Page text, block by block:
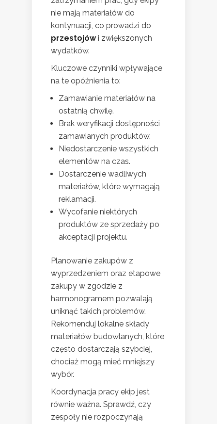
nie mają materiałów do
kontynuacji, co prowadzi do
przestojówi zwiększonych
wydatków.
Kluczowe czynniki wpływające
na te opóźnienia to:
Zamawianie materiałów na
ostatnią chwilę.
Brak weryfikacji dostępności
zamawianych produktów.
Niedostarczenie wszystkich
elementów na czas.
Dostarczenie wadliwych
materiałów, które wymagają
reklamacji.
Wycofanie niektórych
produktów ze sprzedaży po
akceptacji projektu.
Planowanie zakupów z
wyprzedzeniem oraz etapowe
zakupy w zgodzie z
harmonogramem pozwalają
uniknąć takich problemów.
Rekomenduj lokalne składy
materiałów budowlanych, które
często dostarczają szybciej,
chociaż mogą mieć mniejszy
wybór.
Koordynacja pracy ekip jest
równie ważna. Sprawdź, czy
zespoły nie rozpoczynają